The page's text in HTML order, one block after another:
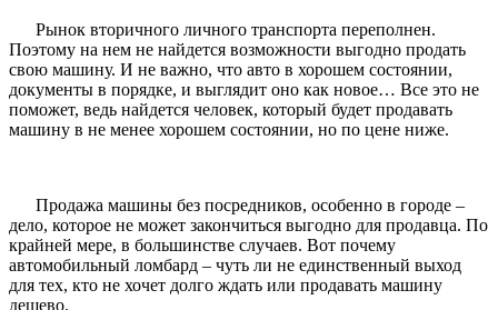
Рынок вторичного личного транспорта переполнен.
Поэтому на нем не найдется возможности выгодно продать
свою машину. И не важно, что авто в хорошем состоянии,
документы в порядке, и выглядит оно как новое… Все это не
поможет, ведь найдется человек, который будет продавать
машину в не менее хорошем состоянии, но по цене ниже.
Продажа машины без посредников, особенно в городе –
дело, которое не может закончиться выгодно для продавца. По
крайней мере, в большинстве случаев. Вот почему
автомобильный ломбард – чуть ли не единственный выход
для тех, кто не хочет долго ждать или продавать машину
дешево.